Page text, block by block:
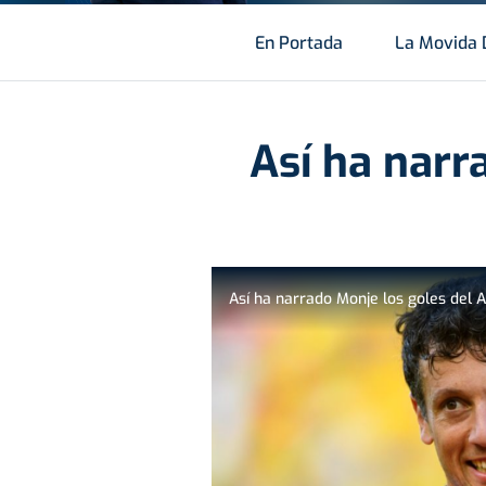
En Portada La Movida
Así ha
Así ha narrado Monje los goles del